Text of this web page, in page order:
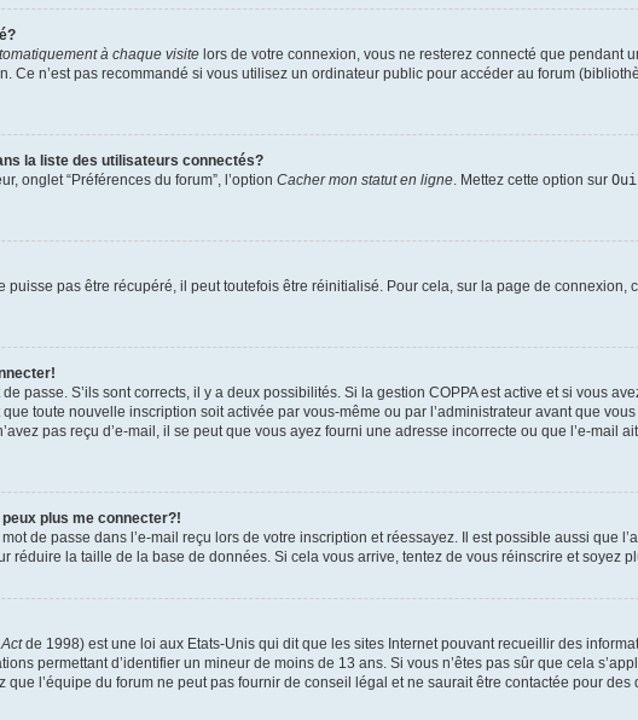
à chaque visite lors de votre connexion, vous ne resterez connecté que pendant
Ce n’est pas recommandé si vous utilisez un ordinateur public pour accéder au forum
la liste des utilisateurs connectés?
onglet “Préférences du forum”, l’option Cacher mon statut en ligne . Mettez cette option sur Oui
puisse pas être récupéré, il peut toutefois être réinitialisé. Pour cela, sur la page de connexion,
passe. S’ils sont corrects, il y a deux possibilités. Si la gestion COPPA est active et si vous
toute nouvelle inscription soit activée par vous-même ou par l’administrateur avant que
pas reçu d’e-mail, il se peut que vous ayez fourni une adresse incorrecte ou que l’e-mail
plus me connecter?!
de passe dans l’e-mail reçu lors de votre inscription et réessayez. Il est possible aussi que
réduire la taille de la base de données. Si cela vous arrive, tentez de vous réinscrire et soyez
de 1998) est une loi aux Etats-Unis qui dit que les sites Internet pouvant recueillir des
permettant d’identifier un mineur de moins de 13 ans. Si vous n’êtes pas sûr que cela
l’équipe du forum ne peut pas fournir de conseil légal et ne saurait être contactée pour